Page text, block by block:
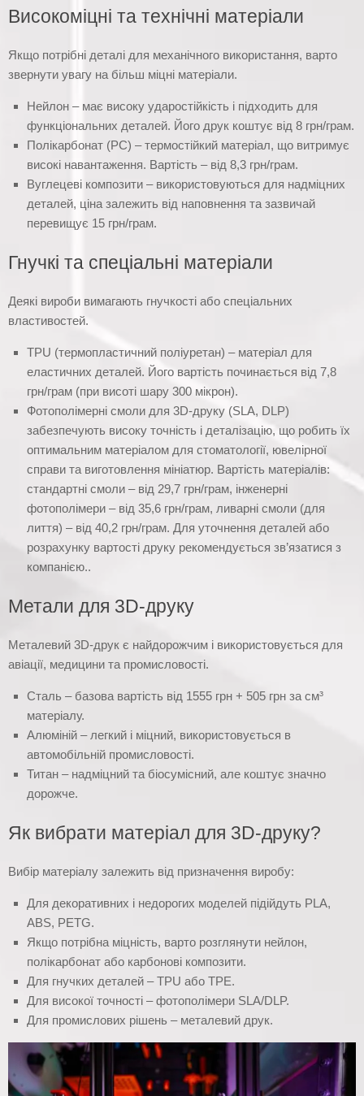
Високоміцні та технічні матеріали
Якщо потрібні деталі для механічного використання, варто
звернути увагу на більш міцні матеріали.
Нейлон – має високу ударостійкість і підходить для
функціональних деталей. Його друк коштує від 8 грн/грам.
Полікарбонат (PC) – термостійкий матеріал, що витримує
високі навантаження. Вартість – від 8,3 грн/грам.
Вуглецеві композити – використовуються для надміцних
деталей, ціна залежить від наповнення та зазвичай
перевищує 15 грн/грам.
Гнучкі та спеціальні матеріали
Деякі вироби вимагають гнучкості або спеціальних
властивостей.
TPU (термопластичний поліуретан) – матеріал для
еластичних деталей. Його вартість починається від 7,8
грн/грам (при висоті шару 300 мікрон).
Фотополімерні смоли для 3D-друку (SLA, DLP)
забезпечують високу точність і деталізацію, що робить їх
оптимальним матеріалом для стоматології, ювелірної
справи та виготовлення мініатюр. Вартість матеріалів:
стандартні смоли – від 29,7 грн/грам, інженерні
фотополімери – від 35,6 грн/грам, ливарні смоли (для
лиття) – від 40,2 грн/грам. Для уточнення деталей або
розрахунку вартості друку рекомендується зв’язатися з
компанією..
Метали для 3D-друку
Металевий 3D-друк є найдорожчим і використовується для
авіації, медицини та промисловості.
Сталь – базова вартість від 1555 грн + 505 грн за см³
матеріалу.
Алюміній – легкий і міцний, використовується в
автомобільній промисловості.
Титан – надміцний та біосумісний, але коштує значно
дорожче.
Як вибрати матеріал для 3D-друку?
Вибір матеріалу залежить від призначення виробу:
Для декоративних і недорогих моделей підійдуть PLA,
ABS, PETG.
Якщо потрібна міцність, варто розглянути нейлон,
полікарбонат або карбонові композити.
Для гнучких деталей – TPU або TPE.
Для високої точності – фотополімери SLA/DLP.
Для промислових рішень – металевий друк.